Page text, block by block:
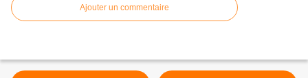
Ajouter un commentaire